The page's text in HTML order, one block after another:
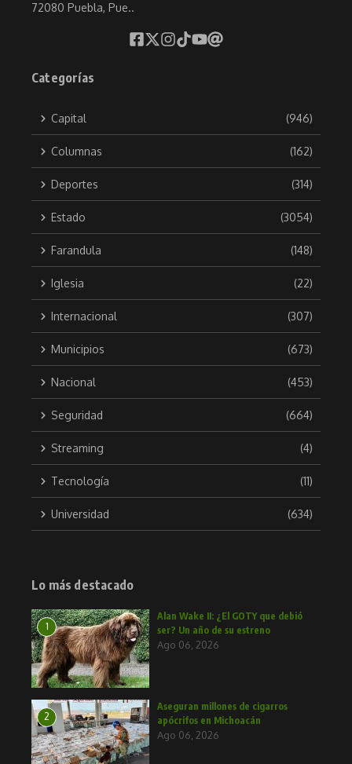
72080 Puebla, Pue..
Categorías
Capital (946)
Columnas (162)
Deportes (314)
Estado (3054)
Farandula (148)
Iglesia (22)
Internacional (307)
Municipios (673)
Nacional (453)
Seguridad (664)
Streaming (4)
Tecnología (11)
Universidad (634)
Lo más destacado
1
Alan Wake II: ¿El GOTY que debió
ser? Un año de su estreno
Ago 06, 2026
2
Aseguran millones de cigarros
apócrifos en Michoacán
Ago 06, 2026